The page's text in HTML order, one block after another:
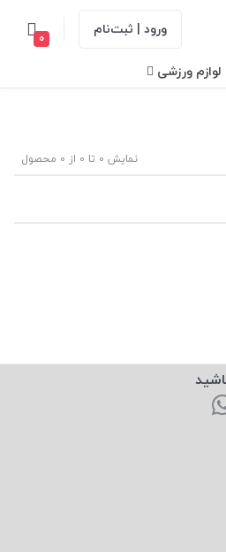
ورود | ثبت‌نام 0
لوازم ورزشی
نمایش 0 تا 0 از 0 محصول